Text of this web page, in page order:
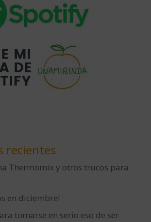
recientes
Thermomix y otros trucos para
en diciembre!
tomarse en serio eso de ser